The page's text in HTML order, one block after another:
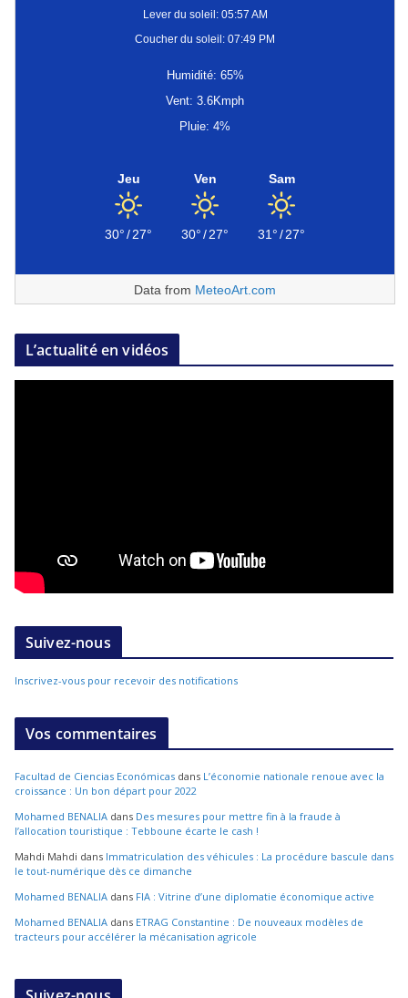
Lever du soleil: 05:57 AM
Coucher du soleil: 07:49 PM
Humidité: 65%
Vent: 3.6Kmph
Pluie: 4%
Jeu
30°/27°
Ven
30°/27°
Sam
31°/27°
Data from MeteoArt.com
L’actualité en vidéos
Suivez-nous
Inscrivez-vous pour recevoir des notifications
Vos commentaires
Facultad de Ciencias Económicas dans L’économie nationale renoue avec la
croissance : Un bon départ pour 2022
Mohamed BENALIA dans Des mesures pour mettre fin à la fraude à
l’allocation touristique : Tebboune écarte le cash !
Mahdi Mahdi dans Immatriculation des véhicules : La procédure bascule dans
le tout-numérique dès ce dimanche
Mohamed BENALIA dans FIA : Vitrine d’une diplomatie économique active
Mohamed BENALIA dans ETRAG Constantine : De nouveaux modèles de
tracteurs pour accélérer la mécanisation agricole